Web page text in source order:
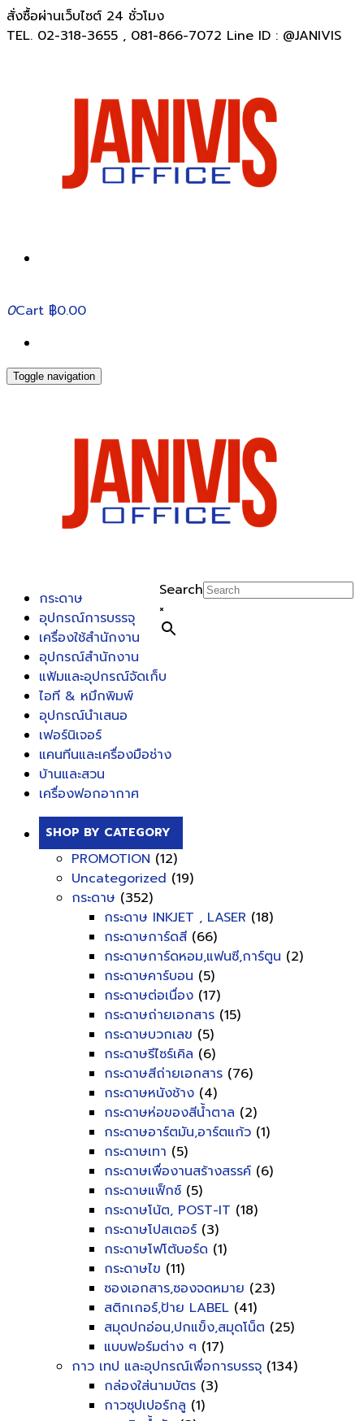
สั่งซื้อผ่านเว็บไซต์ 24 ชั่วโมง
TEL. 02-318-3655 , 081-866-7072 Line ID : @JANIVIS
0Cart ฿0.00
Toggle navigation
Search
×
กระดาษ
อุปกรณ์การบรรจุ
เครื่องใช้สำนักงาน
อุปกรณ์สำนักงาน
แฟ้มและอุปกรณ์จัดเก็บ
ไอที & หมึกพิมพ์
อุปกรณ์นำเสนอ
เฟอร์นิเจอร์
แคนทีนและเครื่องมือช่าง
บ้านและสวน
เครื่องฟอกอากาศ
SHOP BY CATEGORY
PROMOTION (12)
Uncategorized (19)
กระดาษ (352)
กระดาษ INKJET , LASER (18)
กระดาษการ์ดสี (66)
กระดาษการ์ดหอม,แฟนซี,การ์ตูน (2)
กระดาษคาร์บอน (5)
กระดาษต่อเนื่อง (17)
กระดาษถ่ายเอกสาร (15)
กระดาษบวกเลข (5)
กระดาษรีไซร์เคิล (6)
กระดาษสีถ่ายเอกสาร (76)
กระดาษหนังช้าง (4)
กระดาษห่อของสีน้ำตาล (2)
กระดาษอาร์ตมัน,อาร์ตแก้ว (1)
กระดาษเทา (5)
กระดาษเพื่องานสร้างสรรค์ (6)
กระดาษแฟ็กซ์ (5)
กระดาษโน้ต, POST-IT (18)
กระดาษโปสเตอร์ (3)
กระดาษโฟโต้บอร์ด (1)
กระดาษไข (11)
ซองเอกสาร,ซองจดหมาย (23)
สติกเกอร์,ป้าย LABEL (41)
สมุดปกอ่อน,ปกแข็ง,สมุดโน็ต (25)
แบบฟอร์มต่าง ๆ (17)
กาว เทป และอุปกรณ์เพื่อการบรรจุ (134)
กล่องใส่นามบัตร (3)
กาวซุปเปอร์กลู (1)